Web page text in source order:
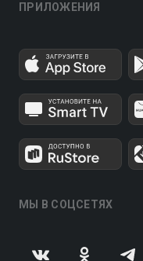
ПРИЛОЖЕНИЯ
МЫ В СОЦСЕТЯХ